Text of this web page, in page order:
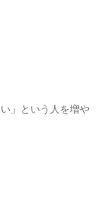
」という人を増や